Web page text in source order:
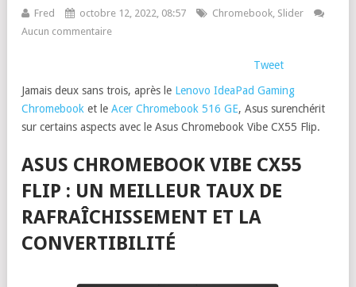
Fred octobre 12, 2022, 08:57 Chromebook, Slider
Aucun commentaire
Tweet
Jamais deux sans trois, après le Lenovo IdeaPad Gaming
Chromebook et le Acer Chromebook 516 GE, Asus surenchérit
sur certains aspects avec le Asus Chromebook Vibe CX55 Flip.
ASUS CHROMEBOOK VIBE CX55
FLIP : UN MEILLEUR TAUX DE
RAFRAÎCHISSEMENT ET LA
CONVERTIBILITÉ